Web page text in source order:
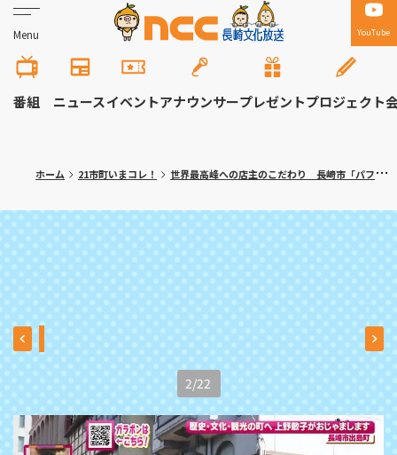
Menu YouTube
番組 ニュースイベントアナウンサープレゼントプロジェクト
ホーム 21市町いまコレ！ 世界最高峰への店主のこだわり 長崎市「パフェとグラタン専門店ハワイ」
2/22